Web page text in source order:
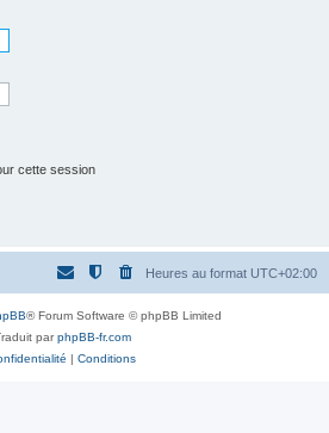
cette session
Heures au format UTC+02:00
® Forum Software © phpBB Limited
parphpBB-fr.com
| Conditions